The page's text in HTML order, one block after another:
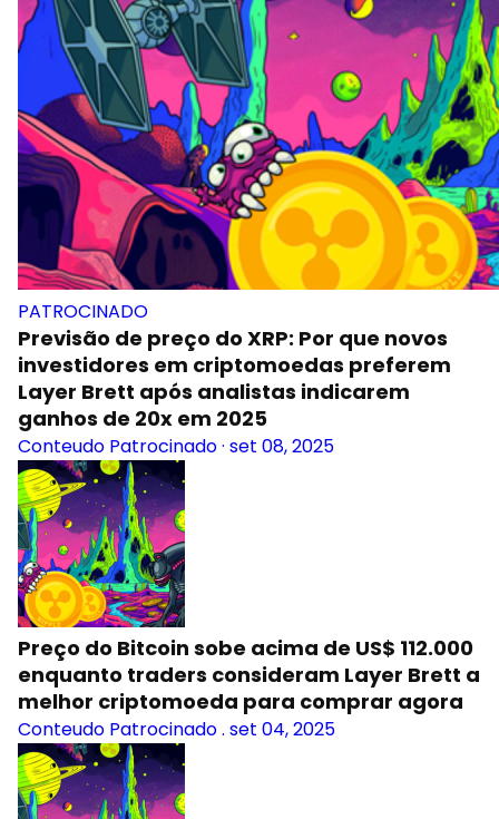
PATROCINADO
Previsão de preço do XRP: Por que novos
investidores em criptomoedas preferem
Layer Brett após analistas indicarem
ganhos de 20x em 2025
Conteudo Patrocinado· set 08, 2025
Preço do Bitcoin sobe acima de US$ 112.000
enquanto traders consideram Layer Brett a
melhor criptomoeda para comprar agora
Conteudo Patrocinado. set 04, 2025